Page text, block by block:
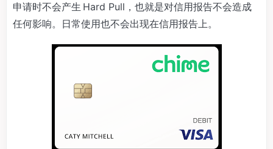
申请时不会产生 Hard Pull，也就是对信用报告不会造成
任何影响。日常使用也不会出现在信用报告上。